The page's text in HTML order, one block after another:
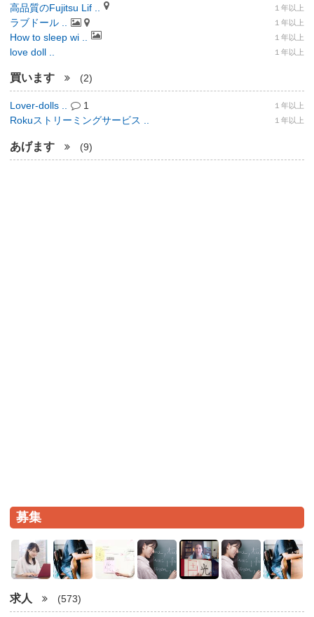
高品質のFujitsu Lif .. １年以上
ラブドール .. １年以上
How to sleep wi .. １年以上
love doll .. １年以上
買います (2)
Lover-dolls .. 1 １年以上
Rokuストリーミングサービス .. １年以上
あげます (9)
募集
求人 (573)